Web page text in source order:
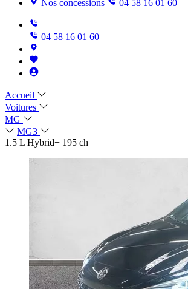
Nos concessions
04 58 16 01 60
04 58 16 01 60
Accueil
Voitures
MG
MG3
1.5 L Hybrid+ 195 ch